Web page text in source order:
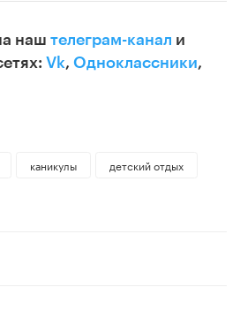
наш телеграм-канал и
Vk, Одноклассники,
каникулы
детский отдых